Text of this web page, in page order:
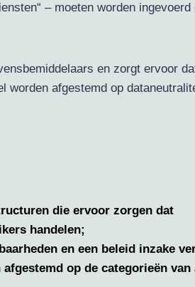
– moeten worden
en zorgt ervoor
afgestemd op
die ervoor zorgen dat
handelen;
en een beleid inzake
op de categorieën van